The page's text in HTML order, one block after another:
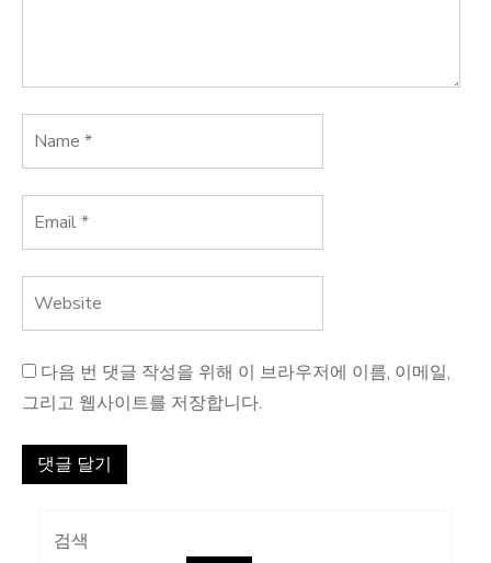
다음 번 댓글 작성을 위해 이 브라우저에 이름, 이메일,
그리고 웹사이트를 저장합니다.
검색